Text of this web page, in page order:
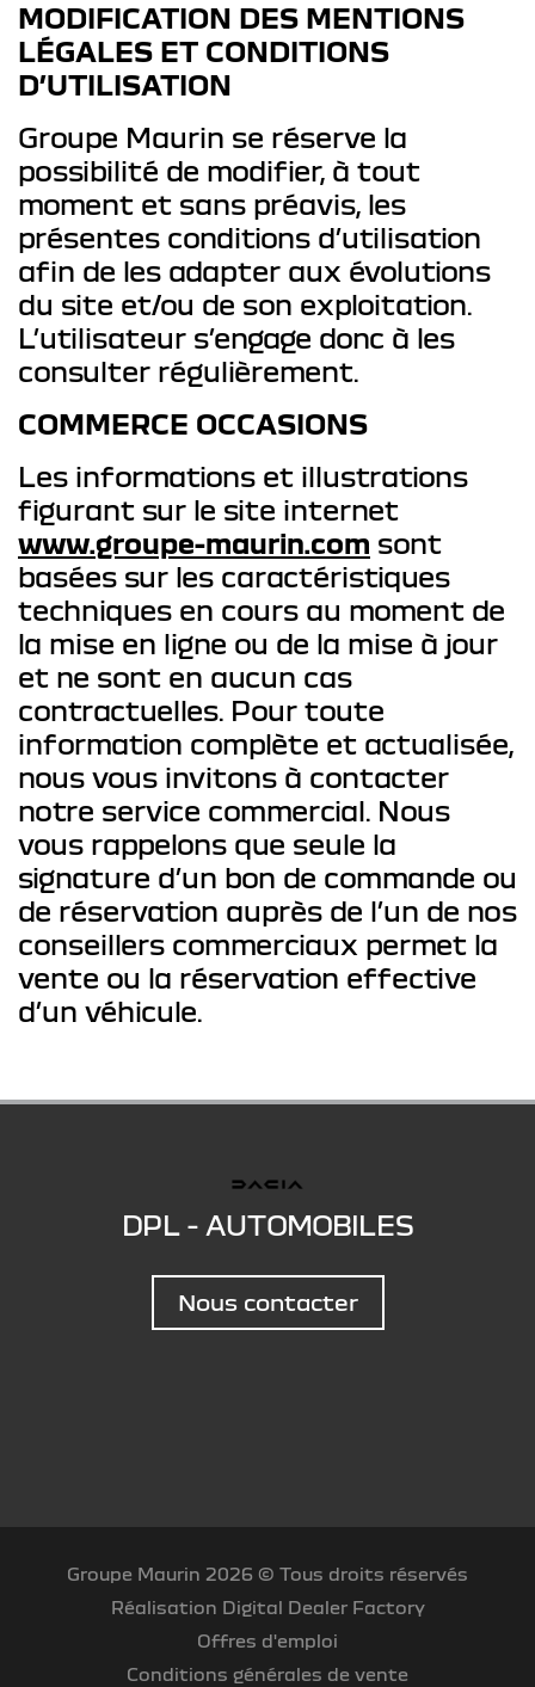
MODIFICATION DES MENTIONS
LÉGALES ET CONDITIONS
D’UTILISATION
Groupe Maurin se réserve la
possibilité de modifier, à tout
moment et sans préavis, les
présentes conditions d’utilisation
afin de les adapter aux évolutions
du site et/ou de son exploitation.
L’utilisateur s’engage donc à les
consulter régulièrement.
COMMERCE OCCASIONS
Les informations et illustrations
figurant sur le site internet
www.groupe-maurin.com sont
basées sur les caractéristiques
techniques en cours au moment de
la mise en ligne ou de la mise à jour
et ne sont en aucun cas
contractuelles. Pour toute
information complète et actualisée,
nous vous invitons à contacter
notre service commercial. Nous
vous rappelons que seule la
signature d’un bon de commande ou
de réservation auprès de l’un de nos
conseillers commerciaux permet la
vente ou la réservation effective
d’un véhicule.
DPL - AUTOMOBILES
Nous contacter
Groupe Maurin 2026 © Tous droits réservés
Réalisation Digital Dealer Factory
Offres d'emploi
Conditions générales de vente